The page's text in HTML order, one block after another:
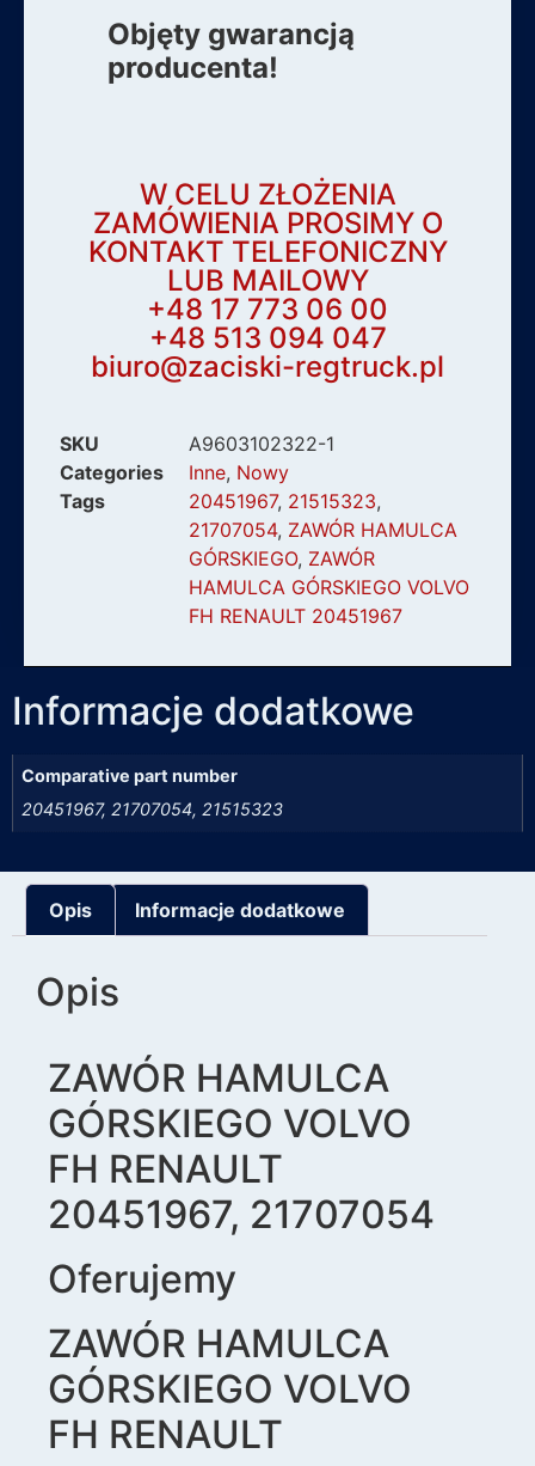
Objęty gwarancją
producenta!
W CELU ZŁOŻENIA
ZAMÓWIENIA PROSIMY O
KONTAKT TELEFONICZNY
LUB MAILOWY
+48 17 773 06 00
+48 513 094 047
biuro@zaciski-regtruck.pl
SKU
A9603102322-1
Categories
Inne, Nowy
Tags
20451967, 21515323,
21707054, ZAWÓR HAMULCA
GÓRSKIEGO, ZAWÓR
HAMULCA GÓRSKIEGO VOLVO
FH RENAULT 20451967
Informacje dodatkowe
Comparative part number
20451967, 21707054, 21515323
Opis Informacje dodatkowe
Opis
ZAWÓR HAMULCA
GÓRSKIEGO VOLVO
FH RENAULT
20451967, 21707054
Oferujemy
ZAWÓR HAMULCA
GÓRSKIEGO VOLVO
FH RENAULT